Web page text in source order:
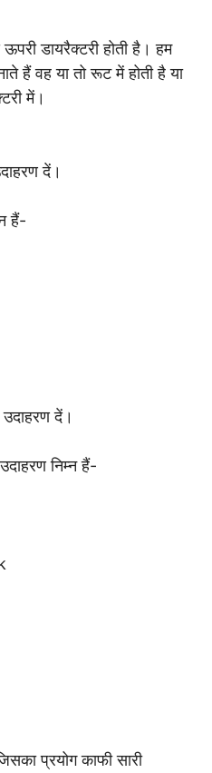
डायरैक्टरी होती है। हम
हैं वह या तो रूट में होती है या
में।
दें।
हैं-
दें।
निम्न हैं-
प्रयोग काफी सारी